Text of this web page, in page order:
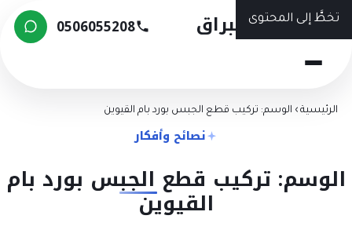
تخطَّ إلى المحتوى
شركة البراق 0506055208
الرئيسية › الوسم: تركيب قطع الجبس بورد بام القيوين
نصائح وأفكار
الوسم: تركيب قطع الجبس بورد بام
القيوين